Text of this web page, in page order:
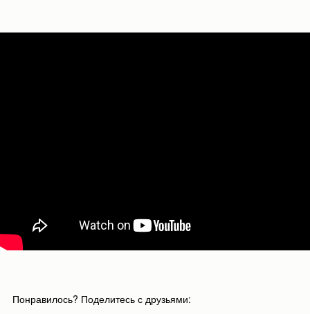
Понравилось? Поделитесь с друзьями: